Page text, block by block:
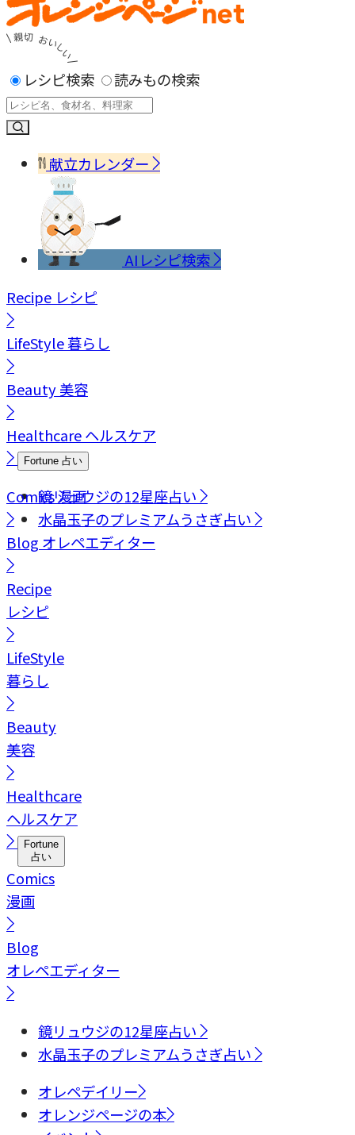
レシピ検索 読みもの検索
献立カレンダー
AIレシピ検索
Recipe レシピ
LifeStyle暮らし
Beauty美容
Healthcareヘルスケア
Fortune 占い
鏡リュウジの12星座占い
水晶玉子のプレミアムうさぎ占い
Comics漫画
Blog オレペエディター
Recipe
レシピ
LifeStyle
暮らし
Beauty
美容
Healthcare
ヘルスケア
Fortune
占い
Comics
漫画
Blog
オレペエディター
鏡リュウジの12星座占い
水晶玉子のプレミアムうさぎ占い
オレペデイリー
オレンジページの本